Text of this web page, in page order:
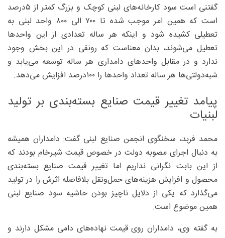
گفتنی است سود کارخانه‌های لبنی کوچک و بزرگ کمتر از ۵‌درصد
است که همین امر موجب شده تا ۷۰۰ الی ۸۰۰ واحد لبنی به
تعطیلی کشیده شود و اینکه هر ساله تعدادی از این واحدها
تعطیل می‌شوند، بدان معناست که رونقی در این بخش وجود
ندارد و در مقابل واحدهای دامداری هر ساله توسعه می‌یابد و
شبه‌دولتی‌ها هر ساله تعداد واحدها را ۱۰۰‌درصد افزایش می‌دهد.
پیامد تغییر قیمت صنایع بسته‌بندی بر تولید
لبنیات
محمد فربد، سخنگوی انجمن صنایع لبنی گفت: دامداران همیشه
به دنبال اجرای مصوبه دولت در خصوص قیمت شیرخام بودند که
از این بابت نگرانی نداریم اما تغییر قیمت صنایع بسته‌بندی
محصول و افزایش هزینه‌های حمل‌ونقل بلافاصله اثرش را در تولید
می‌گذارد که یکی از دلایل ناچیز بودن حاشیه سود صنایع لبنی
همین موضوع است.
به گفته وی، دامداران روی قیمت نهاده‌های دامی مشکل دارند و